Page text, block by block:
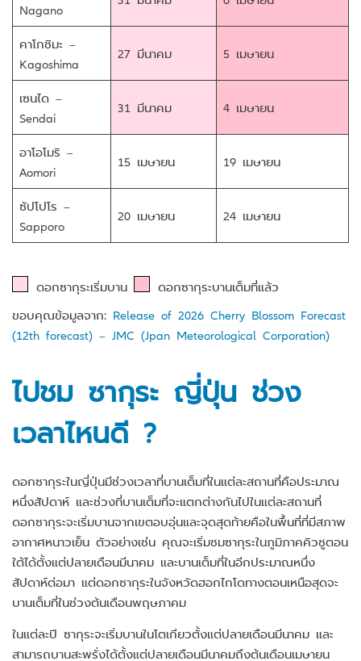
Nagano
คาโกชิมะ –
Kagoshima
27 มีนาคม 5 เมษายน
เซนได –
Sendai
31 มีนาคม 4 เมษายน
อาโอโมริ –
Aomori
15 เมษายน 19 เมษายน
ซัปโปโร –
Sapporo
20 เมษายน 24 เมษายน
ดอกซากุระเริ่มบาน ดอกซากุระบานเต็มที่แล้ว
ขอบคุณข้อมูลจาก: Release of 2026 Cherry Blossom Forecast
(12th forecast) – JMC (Jpan Meteorological Corporation)
ไปชม ซากุระ ญี่ปุ่น ช่วง
เวลาไหนดี ?
ดอกซากุระในญี่ปุ่นมีช่วงเวลาที่บานเต็มที่ในแต่ละสถานที่คือประมาณ
หนึ่งสัปดาห์ และช่วงที่บานเต็มที่จะแตกต่างกันไปในแต่ละสถานที่
ดอกซากุระจะเริ่มบานจากเขตอบอุ่นและจุดสุดท้ายคือในพื้นที่ที่มีสภาพ
อากาศหนาวเย็น ตัวอย่างเช่น คุณจะเริ่มชมซากุระในภูมิภาคคิวชูตอน
ใต้ได้ตั้งแต่ปลายเดือนมีนาคม และบานเต็มที่ในอีกประมาณหนึ่ง
สัปดาห์ต่อมา แต่ดอกซากุระในจังหวัดฮอกไกโดทางตอนเหนือสุดจะ
บานเต็มที่ในช่วงต้นเดือนพฤษภาคม
ในแต่ละปี ซากุระจะเริ่มบานในโตเกียวตั้งแต่ปลายเดือนมีนาคม และ
สามารถบานสะพรั่งได้ตั้งแต่ปลายเดือนมีนาคมถึงต้นเดือนเมษายน